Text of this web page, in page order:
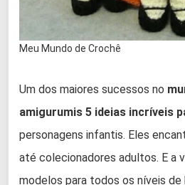
Meu Mundo de Crochê
Um dos maiores sucessos no
amigurumis 5 ideias incríveis
personagens infantis. Eles
até colecionadores adultos. E a
modelos para todos os níveis de